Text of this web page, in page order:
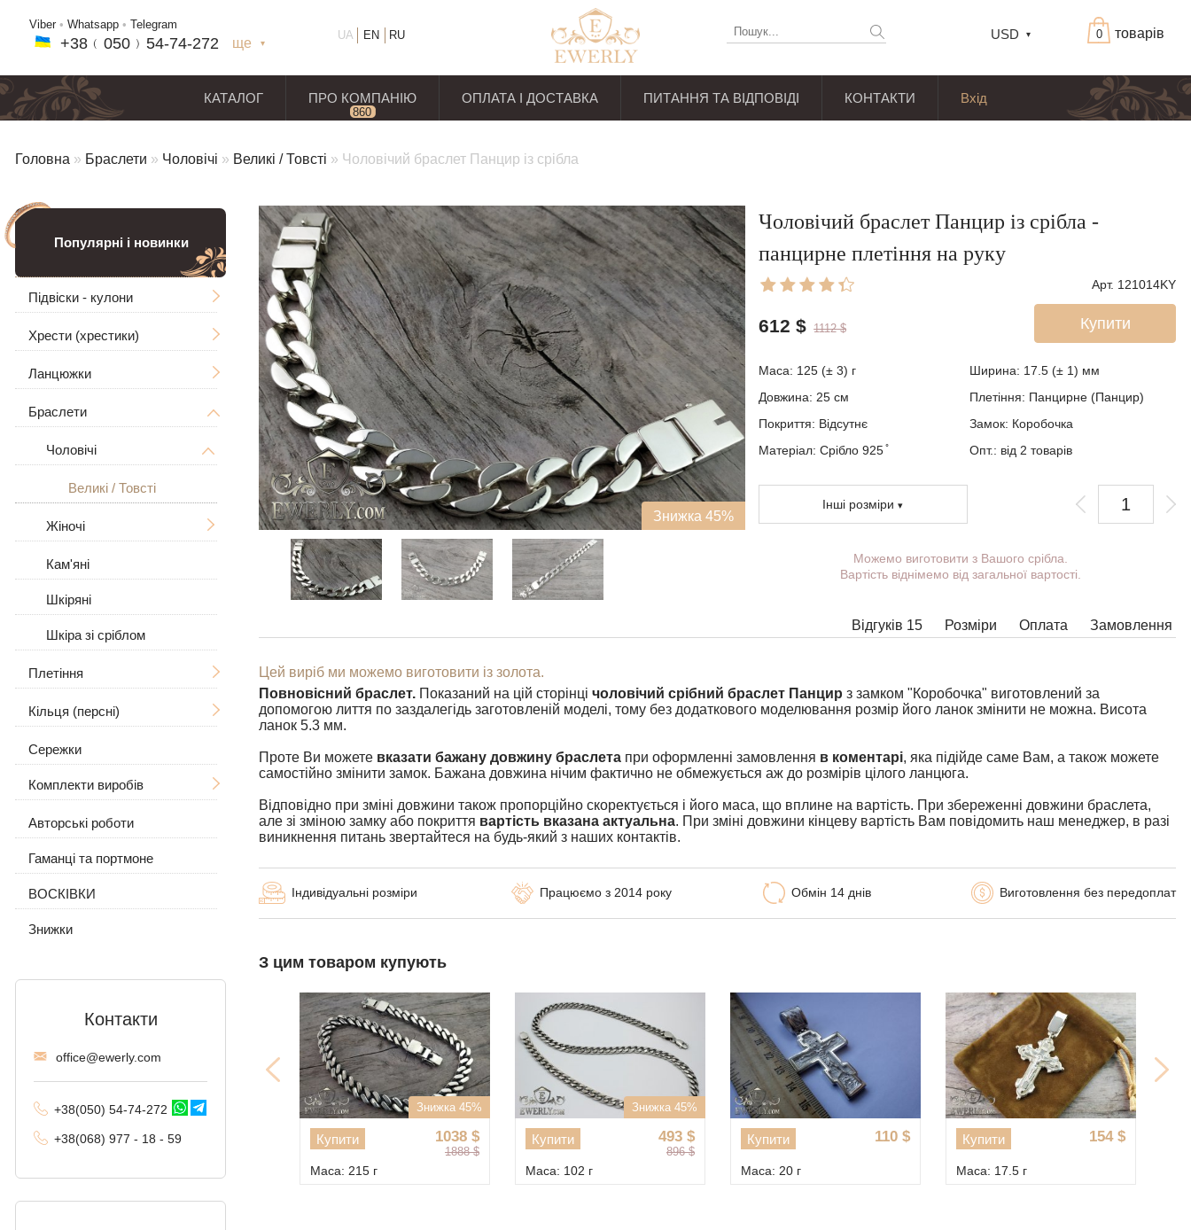
товарів
0
USD
Viber • Whatsapp • Telegram
+38﹙ 050 ﹚54-74-272 ще
+38(068) 97
RU
UA EN
КАТАЛОГ ПРО КОМПАНІЮ
860 відгуків
ОПЛАТА І ДОСТАВКА ПИТАННЯ ТА ВІДПОВІДІ КОНТАКТИ Вхід
Головна » Браслети » Чоловічі » Великі / Товсті » Чоловічий браслет Панцир із срібла
Популярні і новинки
Підвіски - кулони
Чоловічі
Великі
Ладанки
Дерево Життя
Знаки зодіаку
У вигляді собаки
Хрести (хрестики)
Без розп'яття
З розп'яттям
Чоловічі
Великі
Жіночі
Ланцюжки
Чоловічі
Великі / Товсті
Жіночі
Браслети
Чоловічі
Великі / Товсті
Жіночі
З камінням
Кам'яні
Шкіряні
Шкіра зі сріблом
Плетіння
Ручна в'язка
Рамзес
Бісмарк
Якірне (якір) з гранями
Панцирне (Панцир)
Візантійський (візантія)
Московський Бісмарк
(Валькірія, Малайзія)
Комбіноване якірне
панцирне)
Фантом (Рамзес і
подвійний струмок)
Лиття
Кільця (персні)
Чоловічі
З черепом
З вовком
З камінням
Без каменів
Жіночі
З камінням
Без каменів
Сережки
Комплекти виробів
Сережки і кільце
Ланцюжок з підвіскою
Авторські роботи
Гаманці та портмоне
ВОСКІВКИ
Знижки
Контакти
office@ewerly.com
+38(050) 54-74-272
+38(068) 977 - 18 - 59
Знижка 45%
Чоловічий браслет Панцир із срібла -
панцирне плетіння на руку
Арт. 121014KY
Купити
612 $ 1112 $
Маса: 125 (± 3) г Ширина: 17.5 (± 1) мм
Довжина: 25 см Плетіння: Панцирне (Панцир)
Покриття: Відсутнє Замок: Коробочка
Матеріал: Срібло 925 ̊
Опт.: від 2 товарів
Інші розміри
Ви можете вибрати покриття, масу,
довжину, ширину, замок.
принципі, в таких випадках наші менеджери
Можемо виготовити з Вашого срібла.
Вартість віднімемо від загальної вартості.
Відгуків 15 Замовлення
Оплата
Розміри
Цей виріб ми можемо виготовити із золота.
Повновісний браслет. Показаний на цій сторінці чоловічий срібний браслет Панцир з замком "Коробочка" виготовлений за
допомогою лиття по заздалегідь заготовленій моделі, тому без додаткового моделювання розмір його ланок змінити не можна. Висота
ланок 5.3 мм.
Проте Ви можете вказати бажану довжину браслета при оформленні замовлення в коментарі, яка підійде саме Вам, а також можете
самостійно змінити замок. Бажана довжина нічим фактично не обмежується аж до розмірів цілого ланцюга.
Відповідно при зміні довжини також пропорційно скоректується і його маса, що вплине на вартість. При збереженні довжини браслета,
але зі зміною замку або покриття вартість вказана актуальна. При зміні довжини кінцеву вартість Вам повідомить наш менеджер, в разі
виникнення питань звертайтеся на будь-який з наших контактів.
Обмін 14 днів Виготовлення без передоплат
Індивідуальні розміри Працюємо з 2014 року
З цим товаром купують
Знижка 45%
1038 $
1888 $
Купити
Маса: 215 г
Знижка 45%
493 $
896 $
Купити
Маса: 102 г
110 $
Купити
Маса: 20 г
154 $
Купити
Маса: 17.5 г